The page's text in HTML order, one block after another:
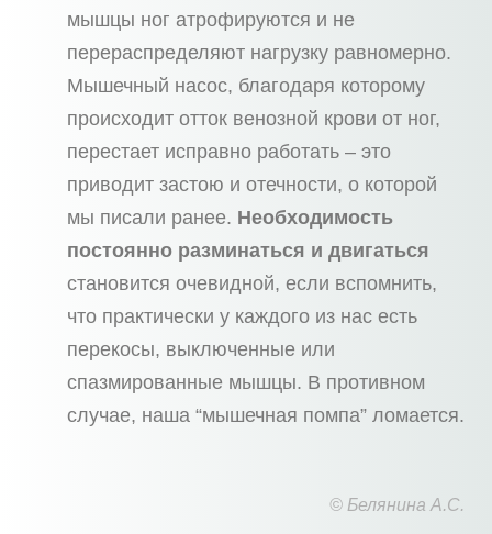
мышцы ног атрофируются и не
перераспределяют нагрузку равномерно.
Мышечный насос, благодаря которому
происходит отток венозной крови от ног,
перестает исправно работать – это
приводит застою и отечности, о которой
мы писали ранее. Необходимость
постоянно разминаться и двигаться
становится очевидной, если вспомнить,
что практически у каждого из нас есть
перекосы, выключенные или
спазмированные мышцы. В противном
случае, наша “мышечная помпа” ломается.
© Белянина А.С.